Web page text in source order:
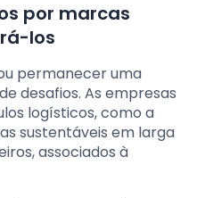
por marcas
los
permanecer uma
desafios. As empresas
logísticos, como a
sustentáveis em larga
associados à